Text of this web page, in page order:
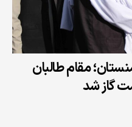
مقام طالبان
گاز شد